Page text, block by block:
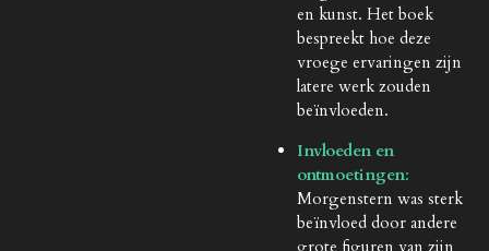
en kunst. Het boek
bespreekt hoe deze
vroege ervaringen zijn
latere werk zouden
beïnvloeden.
Invloeden en
ontmoetingen:
Morgenstern was sterk
beïnvloed door andere